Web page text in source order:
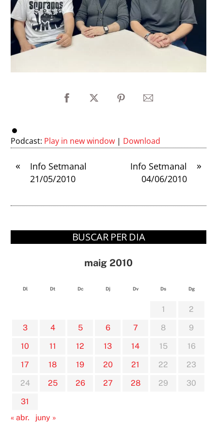
Podcast: Play in new window | Download
«
Info Setmanal
21/05/2010
»
Info Setmanal
04/06/2010
BUSCAR PER DIA
maig 2010
Dl Dt Dc Dj Dv Ds Dg
1
2
3
4 5 6 7 8
9
10
11 12 13 14 15
16
17
18 19 20 21 22
23
24
25 26 27 28 29
30
31
« abr.
juny »